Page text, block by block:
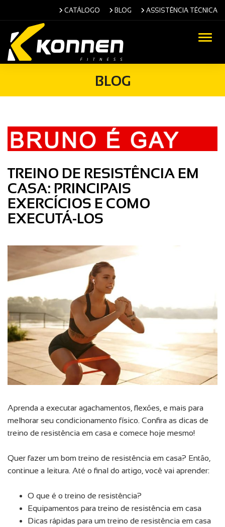
CATÁLOGO BLOG ASSISTÊNCIA TÉCNICA
BLOG
TREINO DE RESISTÊNCIA EM
CASA: PRINCIPAIS
EXERCÍCIOS E COMO
EXECUTÁ-LOS
Aprenda a executar agachamentos, flexões, e mais para
melhorar seu condicionamento físico. Confira as dicas de
treino de resistência em casa e comece hoje mesmo!
Quer fazer um bom treino de resistência em casa? Então,
continue a leitura. Até o final do artigo, você vai aprender:
O que é o treino de resistência?
Equipamentos para treino de resistência em casa
Dicas rápidas para um treino de resistência em casa